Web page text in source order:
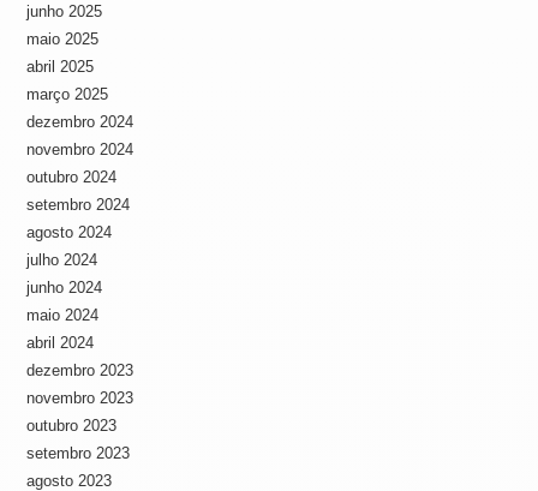
junho 2025
maio 2025
abril 2025
março 2025
dezembro 2024
novembro 2024
outubro 2024
setembro 2024
agosto 2024
julho 2024
junho 2024
maio 2024
abril 2024
dezembro 2023
novembro 2023
outubro 2023
setembro 2023
agosto 2023